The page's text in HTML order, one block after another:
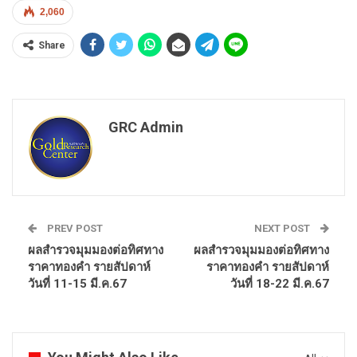
2,060
Share
GRC Admin
PREV POST
ผลสำรวจมุมมองต่อทิศทาง
ราคาทองคำ รายสัปดาห์
วันที่ 11-15 มี.ค.67
NEXT POST
ผลสำรวจมุมมองต่อทิศทาง
ราคาทองคำ รายสัปดาห์
วันที่ 18-22 มี.ค.67